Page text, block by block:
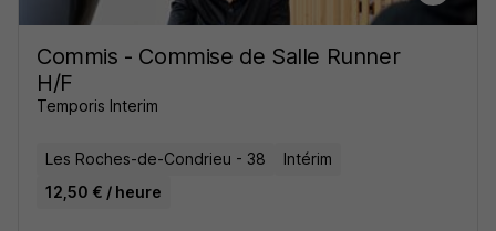
Commis - Commise de Salle Runner
H/F
Temporis Interim
Les Roches-de-Condrieu - 38
Intérim
12,50 € / heure